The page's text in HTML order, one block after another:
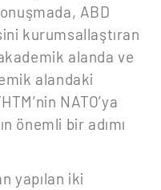
ABD
kurumsallaştıran
alanda ve
alandaki
NATO’ya
önemli bir adımı
yapılan iki